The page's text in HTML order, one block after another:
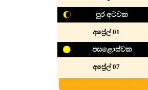
පුර අටවක
අප්‍රේල් 01
පසළොස්වක
අප්‍රේල් 07